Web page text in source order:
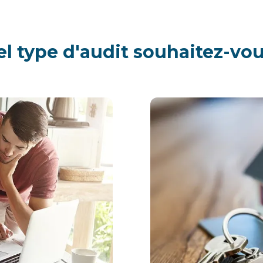
type d'audit souhaitez-